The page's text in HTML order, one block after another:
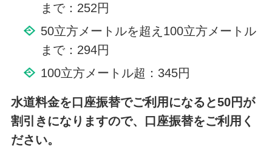
まで：252円
50立方メートルを超え100立方メートル
まで：294円
100立方メートル超：345円
水道料金を口座振替でご利用になると50円が
割引きになりますので、口座振替をご利用く
ださい。